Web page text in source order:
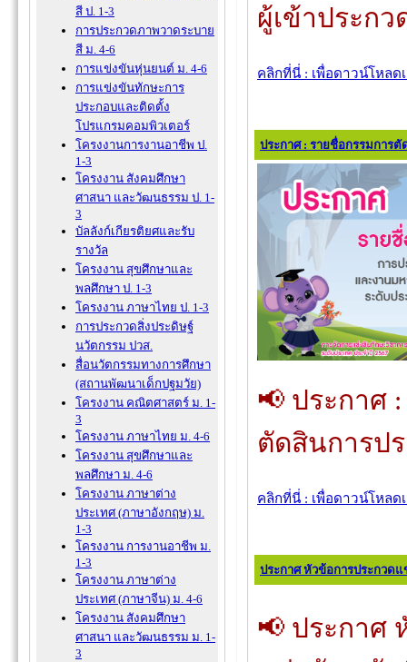
สี ป. 1-3
การประกวดภาพวาดระบาย
สี ม. 4-6
การแข่งขันหุ่นยนต์ ม. 4-6
การแข่งขันทักษะการ
ประกอบและติดตั้ง
โปรแกรมคอมพิวเตอร์
โครงงานการงานอาชีพ ป.
1-3
โครงงาน สังคมศึกษา
ศาสนา และวัฒนธรรม ป. 1-
3
บัลลังก์เกียรติยศและรับ
รางวัล
โครงงาน สุขศึกษาและ
พลศึกษา ป. 1-3
โครงงาน ภาษาไทย ป. 1-3
การประกวดสิ่งประดิษฐ์
นวัตกรรม ปวส.
สื่อนวัตกรรมทางการศึกษา
(สถานพัฒนาเด็กปฐมวัย)
โครงงาน คณิตศาสตร์ ม. 1-
3
โครงงาน ภาษาไทย ม. 4-6
โครงงาน สุขศึกษาและ
พลศึกษา ม. 4-6
โครงงาน ภาษาต่าง
ประเทศ (ภาษาอังกฤษ) ม.
1-3
โครงงาน การงานอาชีพ ม.
1-3
โครงงาน ภาษาต่าง
ประเทศ (ภาษาจีน) ม. 4-6
โครงงาน สังคมศึกษา
ศาสนา และวัฒนธรรม ม. 1-
3
ผู้เข้าประก
คลิกที่นี่ : เพื่อดาวน์โหลด
ประกาศ : รายชื่อกรรมการ
📢 ประกาศ
ตัดสินการป
คลิกที่นี่ : เพื่อดาวน์โหลด
ประกาศ หัวข้อการประกวด
📢 ประกาศ